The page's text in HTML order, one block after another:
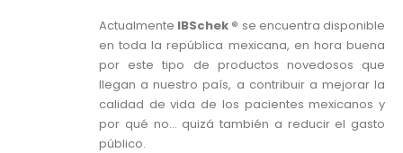
Actualmente IBSchek ® se encuentra disponible
en toda la república mexicana, en hora buena
por este tipo de productos novedosos que
llegan a nuestro país, a contribuir a mejorar la
calidad de vida de los pacientes mexicanos y
por qué no… quizá también a reducir el gasto
público.